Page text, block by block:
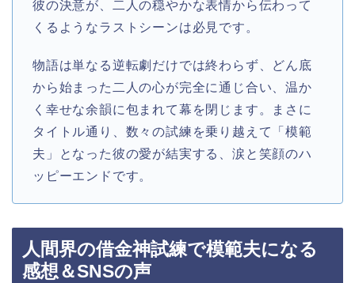
彼の決意が、二人の穏やかな表情から伝わって
くるようなラストシーンは必見です。
物語は単なる逆転劇だけでは終わらず、どん底
から始まった二人の心が完全に通じ合い、温か
く幸せな余韻に包まれて幕を閉じます。まさに
タイトル通り、数々の試練を乗り越えて「模範
夫」となった彼の愛が結実する、涙と笑顔のハ
ッピーエンドです。
人間界の借金神試練で模範夫になる
感想＆SNSの声